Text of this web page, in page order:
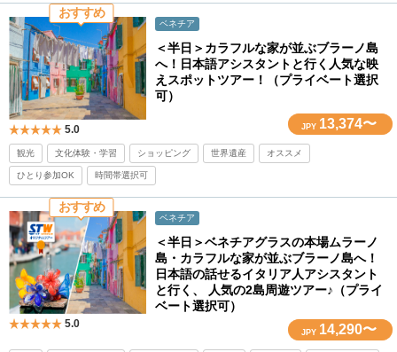
おすすめ
5.0
ベネチア
＜半日＞カラフルな家が並ぶブラーノ島
へ！日本語アシスタントと行く人気な映
えスポットツアー！（プライベート選択
可）
JPY 13,374〜
観光 文化体験・学習 ショッピング 世界遺産 オススメ
ひとり参加OK 時間帯選択可
おすすめ
5.0
ベネチア
＜半日＞ベネチアグラスの本場ムラーノ
島・カラフルな家が並ぶブラーノ島へ！
日本語の話せるイタリア人アシスタント
と行く、 人気の2島周遊ツアー♪（プライ
ベート選択可）
JPY 14,290〜